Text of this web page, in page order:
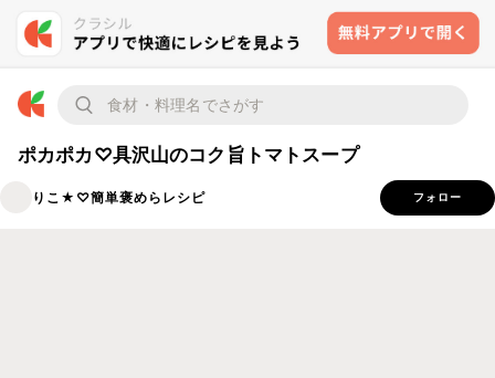
ポカポカ♡具沢山のコク旨トマトスープ
りこ★♡簡単褒めらレシピ フォロー